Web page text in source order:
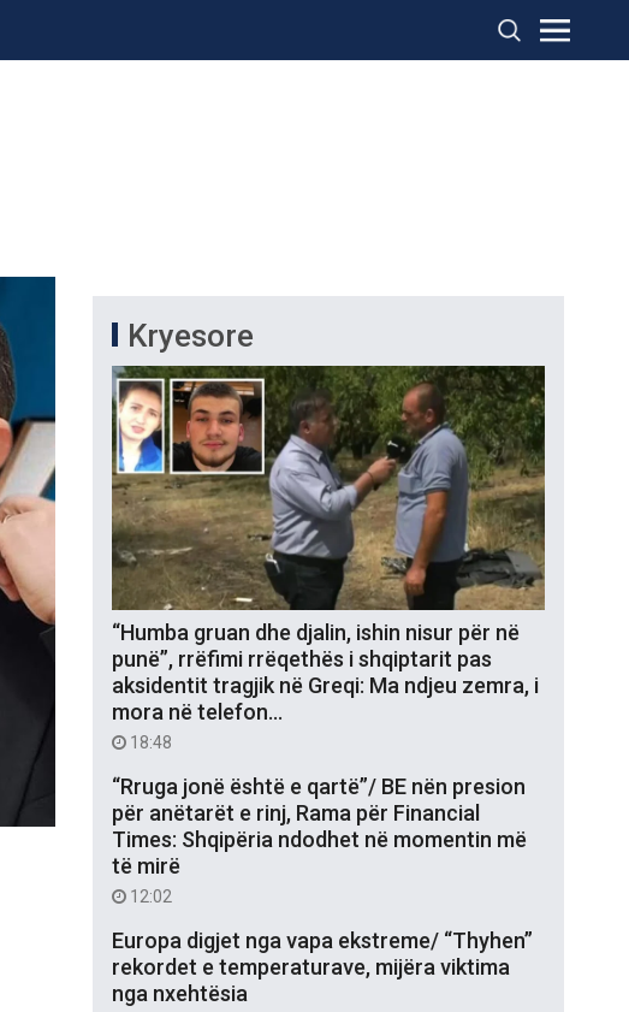
Kryesore
“Humba gruan dhe djalin, ishin nisur për në
punë”, rrëfimi rrëqethës i shqiptarit pas
aksidentit tragjik në Greqi: Ma ndjeu zemra, i
mora në telefon…
18:48
“Rruga jonë është e qartë”/ BE nën presion
për anëtarët e rinj, Rama për Financial
Times: Shqipëria ndodhet në momentin më
të mirë
12:02
Europa digjet nga vapa ekstreme/ “Thyhen”
rekordet e temperaturave, mijëra viktima
nga nxehtësia